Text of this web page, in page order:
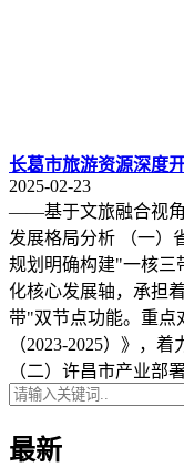
长葛市旅游资源深度
2025-02-23
——基于文旅融合视角
发展格局分析 （一）
规划明确构建"一核三
化核心发展轴，承担
带"双节点功能。重点
（2023-2025）》，
（二）许昌市产业部
最新